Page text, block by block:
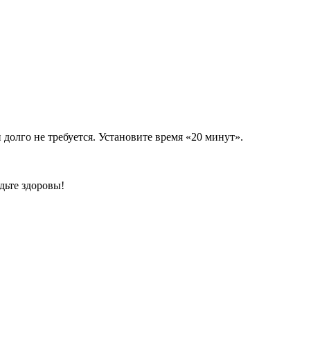
не требуется. Установите время «20 минут».
здоровы!